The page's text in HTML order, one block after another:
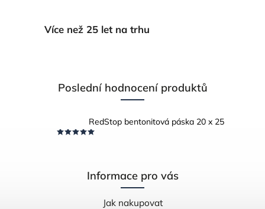
Více než 25 let na trhu
Poslední hodnocení produktů
RedStop bentonitová páska 20 x 25
Informace pro vás
Jak nakupovat